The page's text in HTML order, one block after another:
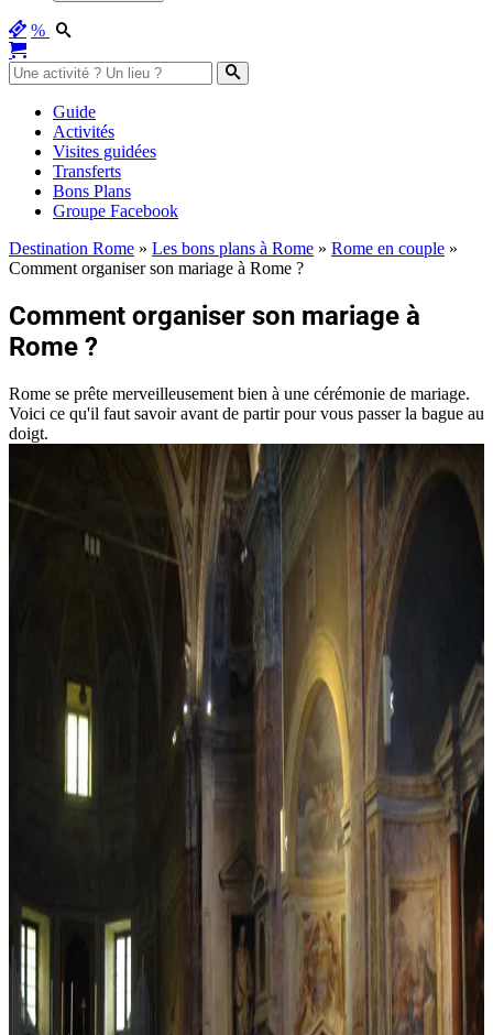
%
Guide
Activités
Visites guidées
Transferts
Bons Plans
Groupe Facebook
Destination Rome » Les bons plans à Rome » Rome en couple »
Comment organiser son mariage à Rome ?
Comment organiser son mariage à
Rome ?
Rome se prête merveilleusement bien à une cérémonie de mariage.
Voici ce qu'il faut savoir avant de partir pour vous passer la bague au
doigt.